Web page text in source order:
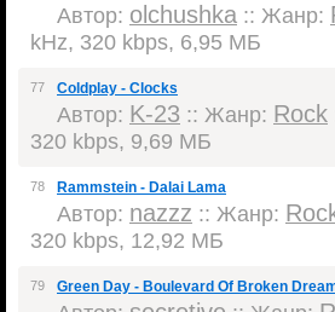
Автор: olchushka :: Жанр:
kHz, 320 kbps, 6,95 МБ
77 Coldplay - Clocks
Автор: K-23 :: Жанр: Rock
320 kbps, 9,69 МБ
78 Rammstein - Dalai Lama
Автор: nazzz :: Жанр:
320 kbps, 12,92 МБ
79 Green Day - Boulevard Of Broken